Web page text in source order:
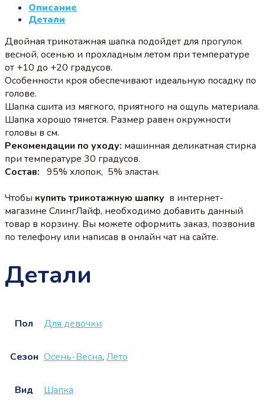
Описание
Детали
Двойная трикотажная шапка подойдет для прогулок
весной, осенью и прохладным летом при температуре
от +10 до +20 градусов.
Особенности кроя обеспечивают идеальную посадку по
голове.
Шапка сшита из мягкого, приятного на ощупь материала.
Шапка хорошо тянется. Размер равен окружности
головы в см.
Рекомендации по уходу: машинная деликатная стирка
при температуре 30 градусов.
Состав: 95% хлопок, 5% эластан.
Чтобы купить трикотажную шапку в интернет-
магазине СлингЛайф, необходимо добавить данный
товар в корзину. Вы можете оформить заказ, позвонив
по телефону или написав в онлайн чат на сайте.
Детали
Пол Для девочки
Сезон Осень-Весна, Лето
Вид Шапка